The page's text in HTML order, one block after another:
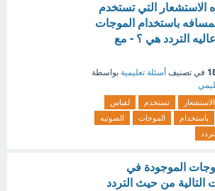
الاستشعار التي تستخدم
باستخدام الموجات
التردد هي ؟ - مع
في تصنيف أسئلة تعليمية بواسطة
الاستشعار تستخدم
لقياس
باستخدام الموجات
الصوتيه
الموجودة في
التالية من حيث التردد